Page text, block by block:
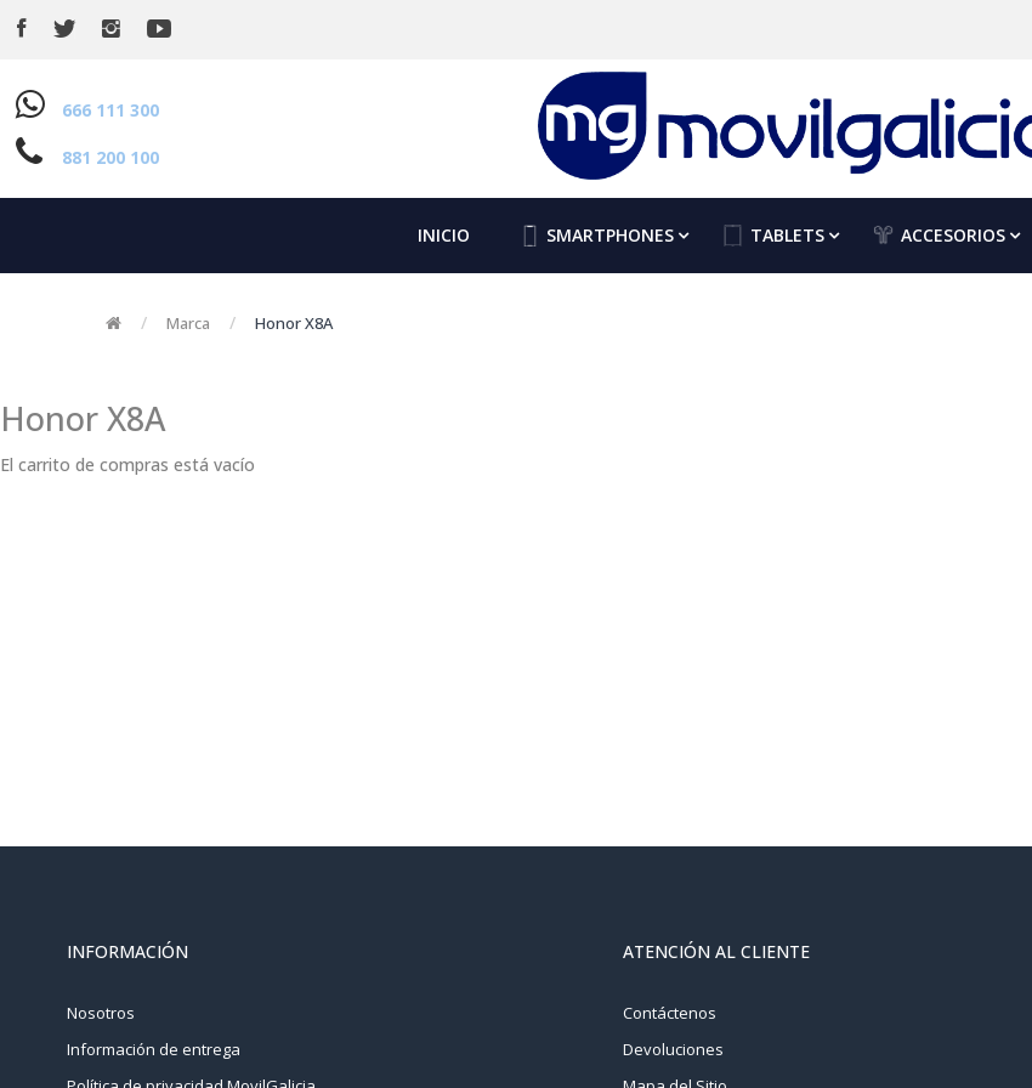
666 111 300
881 200 100
INICIO SMARTPHONES TABLETS ACCESORIOS
Marca Honor X8A
Honor X8A
El carrito de compras está vacío
INFORMACIÓN
Nosotros
Información de entrega
ATENCIÓN AL CLIENTE
Contáctenos
Devoluciones